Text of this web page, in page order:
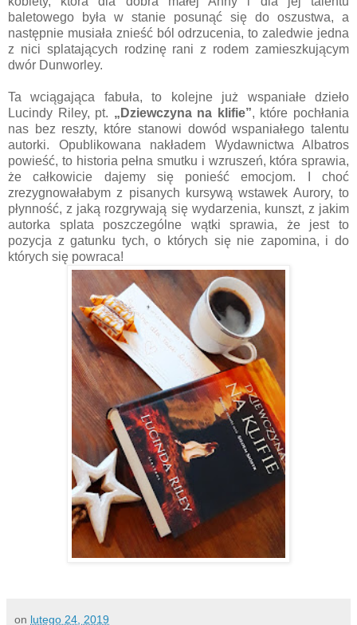
baletowego była w stanie posunąć się do oszustwa, a
następnie musiała znieść ból odrzucenia, to zaledwie jedna
z nici splatających rodzinę rani z rodem zamieszkującym
dwór Dunworley.
Ta wciągająca fabuła, to kolejne już wspaniałe dzieło
Lucindy Riley, pt. „Dziewczyna na klifie”, które pochłania
nas bez reszty, które stanowi dowód wspaniałego talentu
autorki. Opublikowana nakładem Wydawnictwa Albatros
powieść, to historia pełna smutku i wzruszeń, która sprawia,
że całkowicie dajemy się ponieść emocjom. I choć
zrezygnowałabym z pisanych kursywą wstawek Aurory, to
płynność, z jaką rozgrywają się wydarzenia, kunszt, z jakim
autorka splata poszczególne wątki sprawia, że jest to
pozycja z gatunku tych, o których się nie zapomina, i do
których się powraca!
on lutego 24, 2019